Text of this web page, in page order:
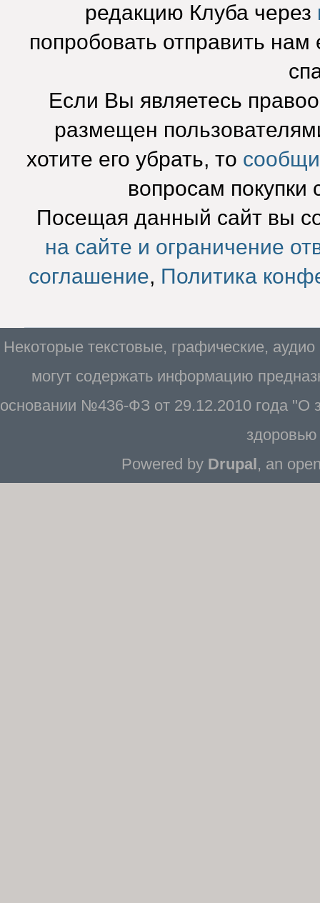
редакцию Клуба через
попробовать отправить нам
Если Вы являетесь
размещен
хотите его убрать, то
вопросам покупки
Посещая данный сайт вы
на сайте и ограничение
соглашение, Политика
Некоторые текстовые, графические,
могут содержать информацию
основании №436-ФЗ от 29.12.2010 года "О
Powered by Drupal, an